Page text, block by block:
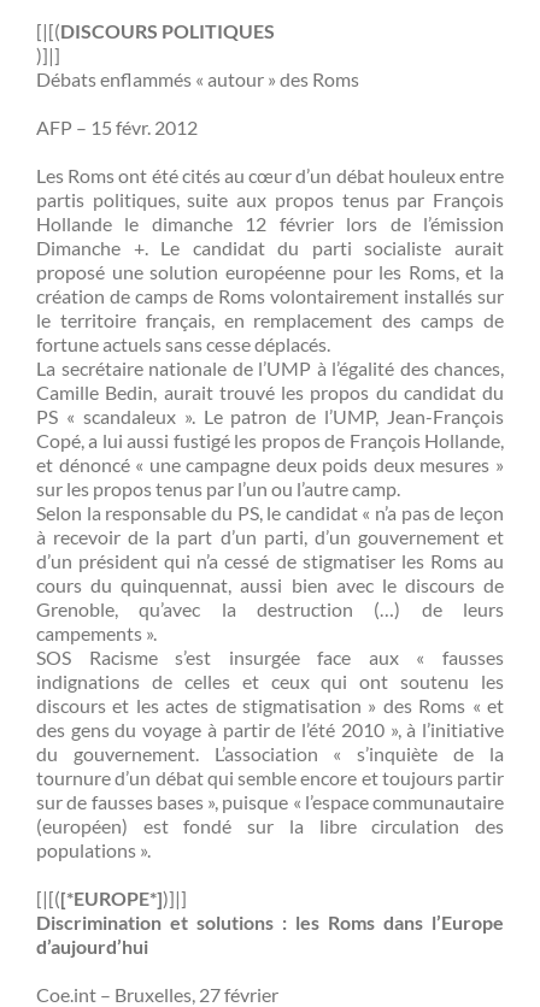
[|[(DISCOURS POLITIQUES
)]|]
Débats enflammés « autour » des Roms
AFP – 15 févr. 2012
Les Roms ont été cités au cœur d’un débat houleux entre
partis politiques, suite aux propos tenus par François
Hollande le dimanche 12 février lors de l’émission
Dimanche +. Le candidat du parti socialiste aurait
proposé une solution européenne pour les Roms, et la
création de camps de Roms volontairement installés sur
le territoire français, en remplacement des camps de
fortune actuels sans cesse déplacés.
La secrétaire nationale de l’UMP à l’égalité des chances,
Camille Bedin, aurait trouvé les propos du candidat du
PS « scandaleux ». Le patron de l’UMP, Jean-François
Copé, a lui aussi fustigé les propos de François Hollande,
et dénoncé « une campagne deux poids deux mesures »
sur les propos tenus par l’un ou l’autre camp.
Selon la responsable du PS, le candidat « n’a pas de leçon
à recevoir de la part d’un parti, d’un gouvernement et
d’un président qui n’a cessé de stigmatiser les Roms au
cours du quinquennat, aussi bien avec le discours de
Grenoble, qu’avec la destruction (…) de leurs
campements ».
SOS Racisme s’est insurgée face aux « fausses
indignations de celles et ceux qui ont soutenu les
discours et les actes de stigmatisation » des Roms « et
des gens du voyage à partir de l’été 2010 », à l’initiative
du gouvernement. L’association « s’inquiète de la
tournure d’un débat qui semble encore et toujours partir
sur de fausses bases », puisque « l’espace communautaire
(européen) est fondé sur la libre circulation des
populations ».
[|[([*EUROPE*])]|]
Discrimination et solutions : les Roms dans l’Europe
d’aujourd’hui
Coe.int – Bruxelles, 27 février